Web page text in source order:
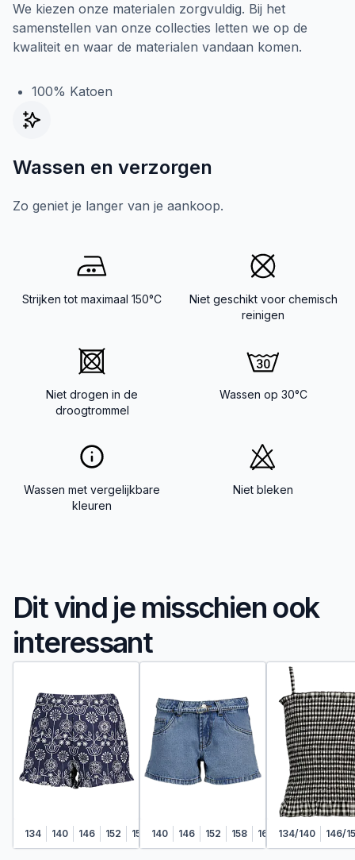
We kiezen onze materialen zorgvuldig. Bij het
samenstellen van onze collecties letten we op de
kwaliteit en waar de materialen vandaan komen.
100% Katoen
Wassen en verzorgen
Zo geniet je langer van je aankoop.
Strijken tot maximaal 150°C
Niet geschikt voor chemisch
reinigen
Niet drogen in de
droogtrommel
Wassen op 30°C
Wassen met vergelijkbare
kleuren
Niet bleken
Dit vind je misschien ook
interessant
134 140 146 152 158 164
140 146 152 158 164 134/140 146/